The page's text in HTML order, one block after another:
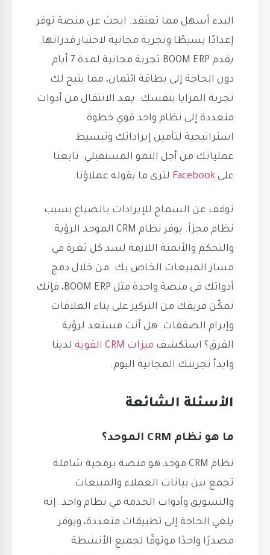
البدء أسهل مما تعتقد. ابحث عن منصة توفر
إعدادًا بسيطًا وتجربة مجانية لاختبار قدراتها.
يقدم BOOM ERP تجربة مجانية لمدة 7 أيام
دون الحاجة إلى بطاقة ائتمان، مما يتيح لك
تجربة المزايا بنفسك. يعد الانتقال من أدوات
متعددة إلى نظام واحد قوي خطوة
استراتيجية لتأمين إيراداتك وتبسيط
عملياتك من أجل النمو المستقبلي. تابعنا
على Facebook لترى ما يقوله عملاؤنا.
توقف عن السماح للإيرادات بالضياع بسبب
نظام مجزأ. يوفر نظام CRM الموحد الرؤية
والتحكم والأتمتة اللازمة لسد كل ثغرة في
مسار المبيعات الخاص بك. من خلال دمج
أدواتك في منصة واحدة مثل BOOM ERP، فإنك
تمكّن فريقك من التركيز على بناء العلاقات
وإبرام الصفقات. هل أنت مستعد لرؤية
الفرق؟ استكشف ميزات CRM القوية
لدينا
وابدأ تجربتك المجانية اليوم.
الأسئلة الشائعة
ما هو نظام CRM الموحد؟
نظام CRM موحد هو منصة برمجية شاملة
تجمع بين بيانات العملاء والمبيعات
والتسويق وأدوات الخدمة في نظام واحد. إنه
يلغي الحاجة إلى تطبيقات متعددة، ويوفر
مصدرًا واحدًا موثوقًا لجميع الأنشطة